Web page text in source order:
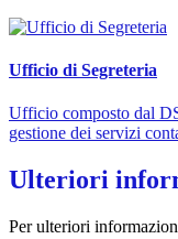
Ufficio di Segreteria
Ufficio composto dal
gestione dei servizi
Ulteriori
Per ulteriori